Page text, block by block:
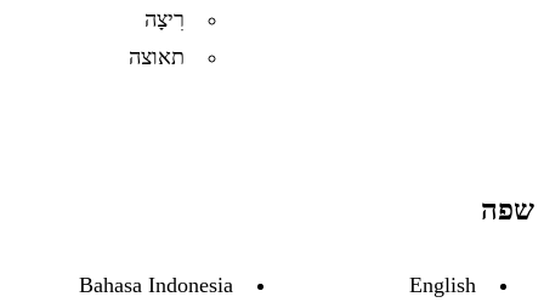
רִיצָה
תאוצה
שפה
English
Bahasa Indonesia